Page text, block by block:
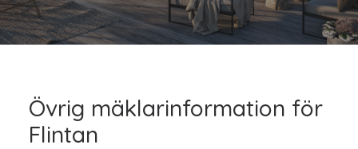
Övrig mäklarinformation för
Flintan